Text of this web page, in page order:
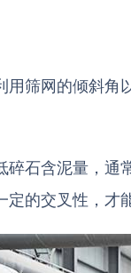
用筛网的倾斜
碎石含泥量，
定的交叉性，